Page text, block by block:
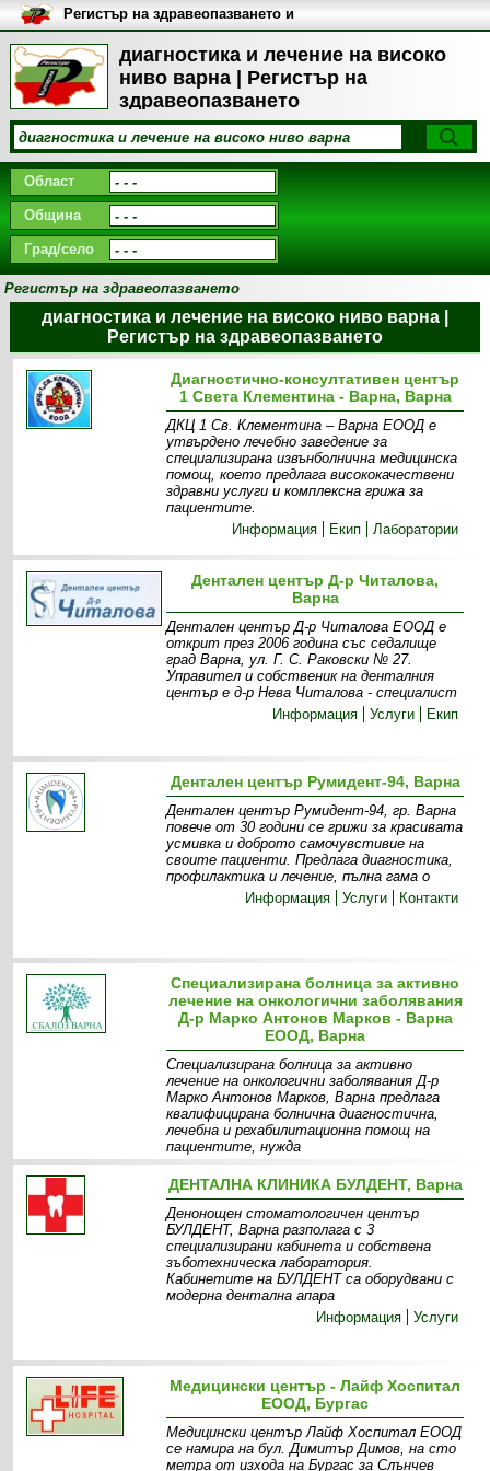
диагностика и лечение на високо
ниво варна | Регистър на
здравеопазването
Регистър на здравеопазването и
медицинските заведения в
България
Област
Община
Град/село
Регистър на здравеопазването
диагностика и лечение на високо ниво варна |
Регистър на здравеопазването
Диагностично-консултативен център
1 Света Клементина - Варна, Варна
ДКЦ 1 Св. Клементина – Варна ЕООД е
утвърдено лечебно заведение за
специализирана извънболнична медицинска
помощ, което предлага висококачествени
здравни услуги и комплексна грижа за
пациентите.
Информация
Екип Лаборатории
Дентален център Д-р Читалова,
Варна
Дентален център Д-р Читалова ЕООД е
открит през 2006 година със седалище
град Варна, ул. Г. С. Раковски № 27.
Управител и собственик на денталния
център е д-р Нева Читалова - специалист
Информация
Услуги Екип
Дентален център Румидент-94, Варна
Дентален център Румидент-94, гр. Варна
повече от 30 години се грижи за красивата
усмивка и доброто самочувстивие на
своите пациенти. Предлага диагностика,
профилактика и лечение, пълна гама о
Информация
Услуги Контакти
Специализирана болница за активно
лечение на онкологични заболявания
Д-р Марко Антонов Марков - Варна
ЕООД, Варна
Специализирана болница за активно
лечение на онкологични заболявания Д-р
Марко Антонов Марков, Варна предлага
квалифицирана болнична диагностична,
лечебна и рехабилитационна помощ на
пациентите, нужда
ДЕНТАЛНА КЛИНИКА БУЛДЕНТ, Варна
Денонощен стоматологичен център
БУЛДЕНТ, Варна разполага с 3
специализирани кабинета и собствена
зъботехническа лаборатория.
Кабинетите на БУЛДЕНТ са оборудвани с
модерна дентална апара
Информация
Услуги
Медицински център - Лайф Хоспитал
ЕООД, Бургас
Медицински център Лайф Хоспитал ЕООД
се намира на бул. Димитър Димов, на сто
метра от изхода на Бургас за Слънчев